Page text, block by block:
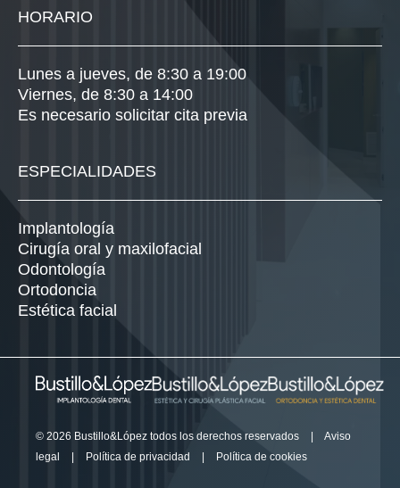
HORARIO
Lunes a jueves, de 8:30 a 19:00
Viernes, de 8:30 a 14:00
Es necesario solicitar cita previa
ESPECIALIDADES
Implantología
Cirugía oral y maxilofacial
Odontología
Ortodoncia
Estética facial
© 2026 Bustillo&López todos los derechos reservados |
Aviso
legal
| Política de privacidad | Política de cookies